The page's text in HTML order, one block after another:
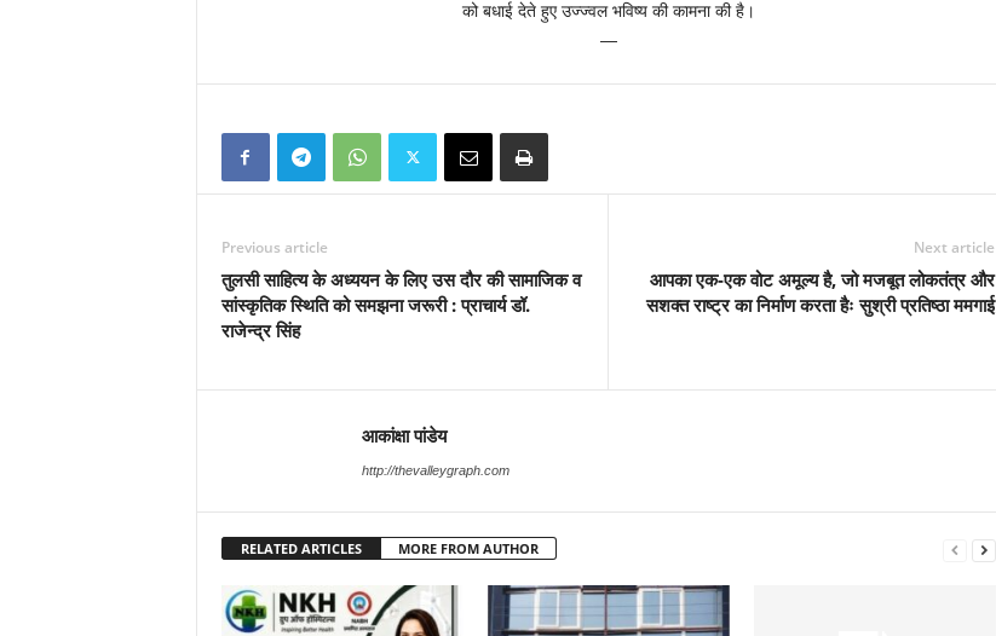
को बधाई देते हुए उज्ज्वल भविष्य की कामना की है।
—
Previous article
तुलसी साहित्य के अध्ययन के लिए उस दौर की सामाजिक व
सांस्कृतिक स्थिति को समझना जरूरी : प्राचार्य डॉ.
राजेन्द्र सिंह
Next article
आपका एक-एक वोट अमूल्य है, जो मजबूत लोकतंत्र और
सशक्त राष्ट्र का निर्माण करता हैः सुश्री प्रतिष्ठा ममगाई
आकांक्षा पांडेय
http://thevalleygraph.com
RELATED ARTICLES MORE FROM AUTHOR